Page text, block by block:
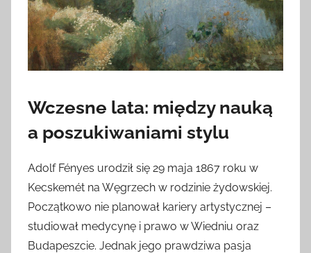
Wczesne lata: między nauką
a poszukiwaniami stylu
Adolf Fényes urodził się 29 maja 1867 roku w
Kecskemét na Węgrzech w rodzinie żydowskiej.
Początkowo nie planował kariery artystycznej –
studiował medycynę i prawo w Wiedniu oraz
Budapeszcie. Jednak jego prawdziwa pasja